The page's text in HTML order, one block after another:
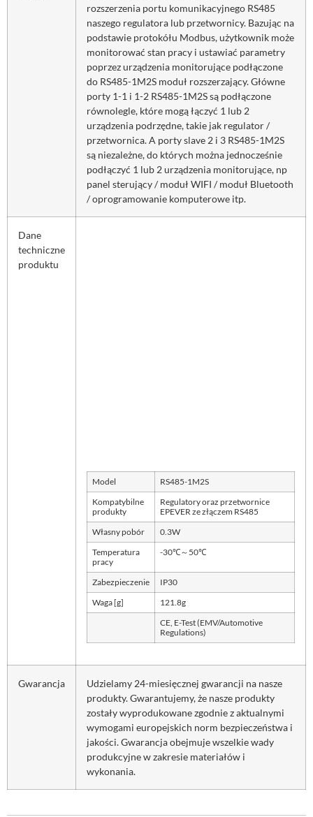
rozszerzenia portu komunikacyjnego RS485
naszego regulatora lub przetwornicy. Bazując na
podstawie protokółu Modbus, użytkownik może
monitorować stan pracy i ustawiać parametry
poprzez urządzenia monitorujące podłączone
do RS485-1M2S moduł rozszerzający. Główne
porty 1-1 i 1-2 RS485-1M2S są podłączone
równolegle, które mogą łączyć 1 lub 2
urządzenia podrzędne, takie jak regulator /
przetwornica. A porty slave 2 i 3 RS485-1M2S
są niezależne, do których można jednocześnie
podłączyć 1 lub 2 urządzenia monitorujące, np
panel sterujący / moduł WIFI / moduł Bluetooth
/ oprogramowanie komputerowe itp.
Dane
techniczne
produktu
Model RS485-1M2S
Kompatybilne
produkty
Regulatory oraz przetwornice
EPEVER ze złączem RS485
Własny pobór 0.3W
Temperatura
pracy
-30℃～50℃
Zabezpieczenie IP30
Waga [g] 121.8g
CE, E-Test (EMV/Automotive
Regulations)
Gwarancja
Udzielamy 24-miesięcznej gwarancji na nasze
produkty. Gwarantujemy, że nasze produkty
zostały wyprodukowane zgodnie z aktualnymi
wymogami europejskich norm bezpieczeństwa i
jakości. Gwarancja obejmuje wszelkie wady
produkcyjne w zakresie materiałów i
wykonania.